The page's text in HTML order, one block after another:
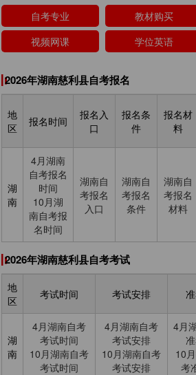
自考专业
教材购买
视频网课
学位英语
2026年湖南慈利县自考报名
地
区
报名时间
报名入
口
报名条
件
报名材
料
湖
南
4月湖南
自考报名
时间
10月湖
南自考报
名时间
湖南自
考报名
入口
湖南自
考报名
条件
湖南自
考报名
材料
2026年湖南慈利县自考考试
地
区
考试时间 考试安排
湖
南
4月湖南自考
考试时间
10月湖南自考
考试时间
4月湖南自考
考试安排
10月湖南自考
考试安排
4月
10
考